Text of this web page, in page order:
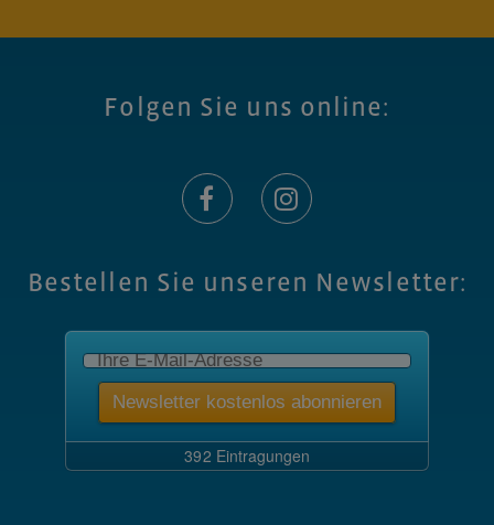
Folgen Sie uns online:
Bestellen Sie unseren Newsletter: